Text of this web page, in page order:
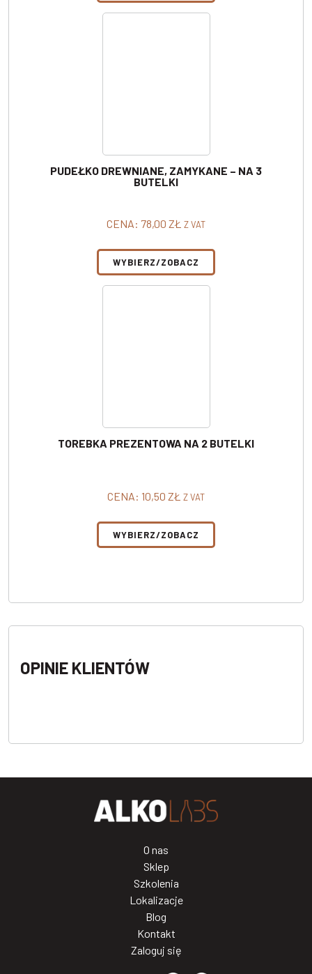
PUDEŁKO DREWNIANE, ZAMYKANE – NA 3
BUTELKI
CENA: 78,00 ZŁ Z VAT
WYBIERZ/ZOBACZ
TOREBKA PREZENTOWA NA 2 BUTELKI
CENA: 10,50 ZŁ Z VAT
WYBIERZ/ZOBACZ
OPINIE KLIENTÓW
O nas
Sklep
Szkolenia
Lokalizacje
Blog
Kontakt
Zaloguj się